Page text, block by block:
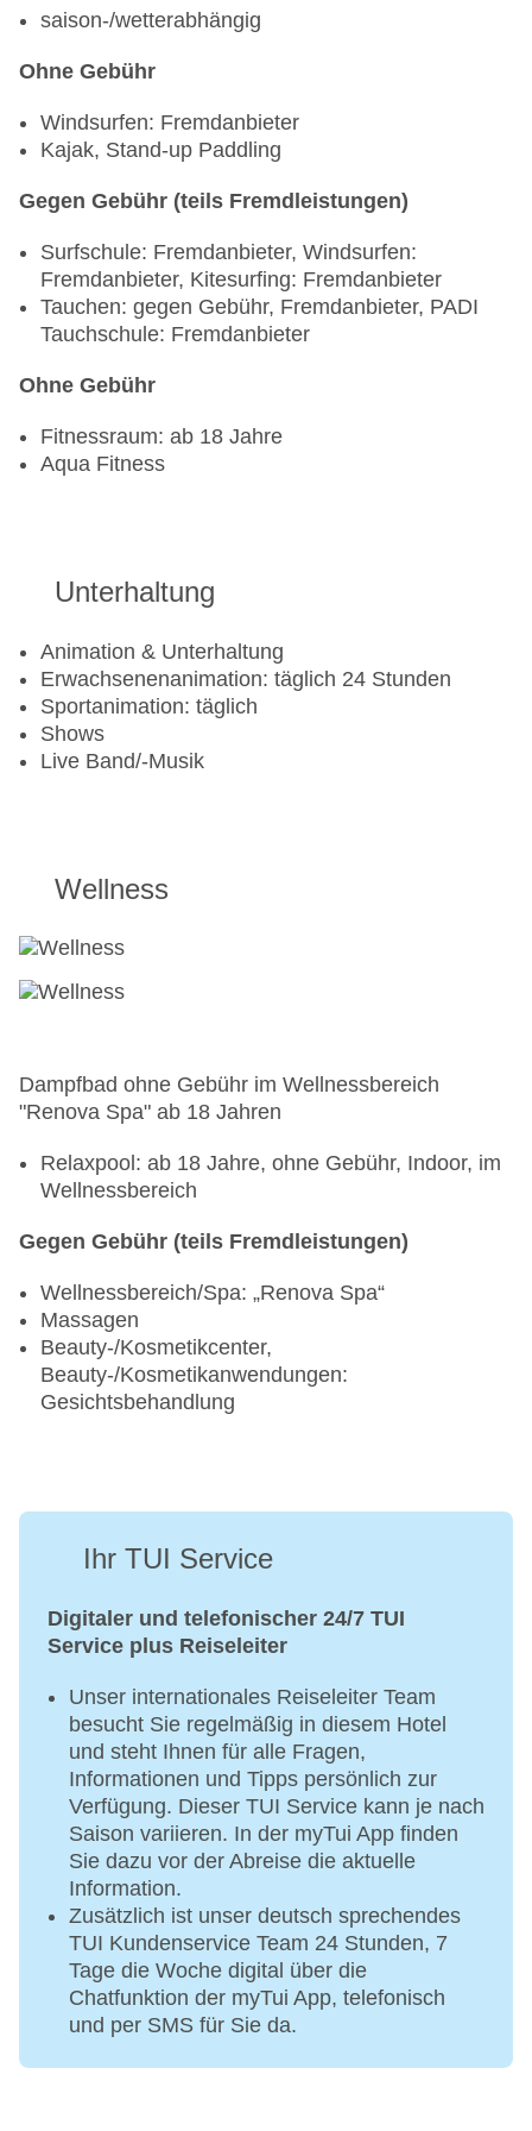
saison-/wetterabhängig
Ohne Gebühr
Windsurfen: Fremdanbieter
Kajak, Stand-up Paddling
Gegen Gebühr (teils Fremdleistungen)
Surfschule: Fremdanbieter, Windsurfen:
Fremdanbieter, Kitesurfing: Fremdanbieter
Tauchen: gegen Gebühr, Fremdanbieter, PADI
Tauchschule: Fremdanbieter
Ohne Gebühr
Fitnessraum: ab 18 Jahre
Aqua Fitness
Unterhaltung
Animation & Unterhaltung
Erwachsenenanimation: täglich 24 Stunden
Sportanimation: täglich
Shows
Live Band/-Musik
Wellness
Dampfbad ohne Gebühr im Wellnessbereich
"Renova Spa" ab 18 Jahren
Relaxpool: ab 18 Jahre, ohne Gebühr, Indoor, im
Wellnessbereich
Gegen Gebühr (teils Fremdleistungen)
Wellnessbereich/Spa: „Renova Spa“
Massagen
Beauty-/Kosmetikcenter,
Beauty-/Kosmetikanwendungen:
Gesichtsbehandlung
Ihr TUI Service
Digitaler und telefonischer 24/7 TUI
Service plus Reiseleiter
Unser internationales Reiseleiter Team
besucht Sie regelmäßig in diesem Hotel
und steht Ihnen für alle Fragen,
Informationen und Tipps persönlich zur
Verfügung. Dieser TUI Service kann je nach
Saison variieren. In der myTui App finden
Sie dazu vor der Abreise die aktuelle
Information.
Zusätzlich ist unser deutsch sprechendes
TUI Kundenservice Team 24 Stunden, 7
Tage die Woche digital über die
Chatfunktion der myTui App, telefonisch
und per SMS für Sie da.